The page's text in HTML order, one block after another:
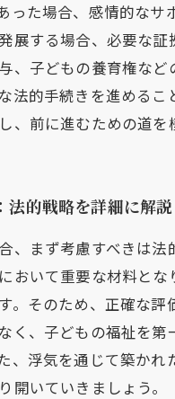
った場合、感情的な
展する場合、必要な
、子どもの養育権な
法的手続きを進める
、前に進むための道を
法的戦略を詳細に解説
、まず考慮すべきは
おいて重要な材料と
。そのため、正確な
く、子どもの福祉を
、浮気を通じて築か
開いていきましょう。